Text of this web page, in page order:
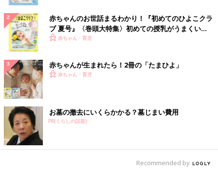
がとってもキュートですよね。このサイズ感であれば、ちょっと
したお出かけにも気軽に持っていけそう！
キャンプやBBQにも大活躍！アノバ（ANOBA）ソ
フトクーラー
赤ちゃんのお世話まるわかり！『初めてのひよこクラ
ブ 夏号』〈巻頭大特集〉初めての授乳がうまくい
く！ おっぱい・ミルクの基本と夏のトラブル 解決テ
赤ちゃん・育児
赤ちゃんが生まれたら！2冊の「たまひよ」
赤ちゃん・育児
お墓の撤去にいくらかかる？墓じまい費用
PR(くらしの話題)
Recommended by